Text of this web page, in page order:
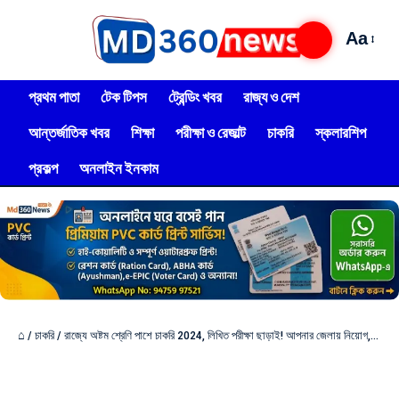
Aa
প্রথম পাতা টেক টিপস ট্রেন্ডিং খবর
রাজ্য ও দেশ
আন্তর্জাতিক খবর
শিক্ষা পরীক্ষা ও রেজাল্ট চাকরি
স্কলারশিপ
প্রকল্প
অনলাইন ইনকাম
⌂ / চাকরি / রাজ্যে অষ্টম শ্রেণি পাশে চাকরি 2024, লিখিত পরীক্ষা ছাড়াই! আপনার জেলায় নিয়োগ,আবেদন পদ্ধতি দেখুন?